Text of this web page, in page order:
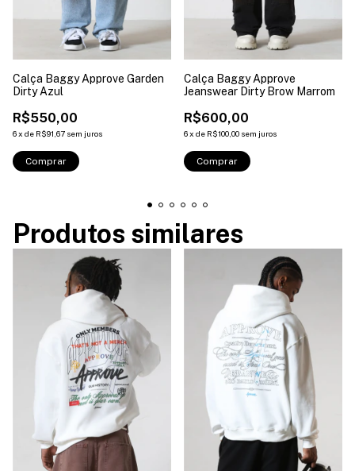
Calça Baggy Approve Garden
Dirty Azul
R$550,00
6x de R$91,67 sem juros
Comprar
Calça Baggy Approve
Jeanswear Dirty Brow Marrom
R$600,00
6x de R$100,00 sem juros
Comprar
Produtos similares